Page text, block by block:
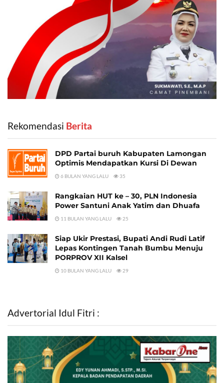
Rekomendasi ‎ Berita
DPD Partai buruh Kabupaten Lamongan
Optimis Mendapatkan Kursi Di Dewan
6 BULAN YANG LALU 35
Rangkaian HUT ke – 30, PLN Indonesia
Power Santuni Anak Yatim dan Dhuafa
11 BULAN YANG LALU 25
Siap Ukir Prestasi, Bupati Andi Rudi Latif
Lepas Kontingen Tanah Bumbu Menuju
PORPROV XII Kalsel
10 BULAN YANG LALU 29
Advertorial Idul Fitri :